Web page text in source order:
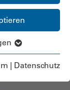
| Datenschutz